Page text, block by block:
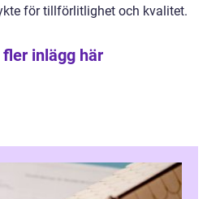
för tillförlitlighet och kvalitet.
fler inlägg här